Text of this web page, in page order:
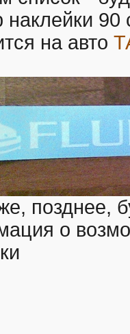
наклейки
на авто
позднее,
о